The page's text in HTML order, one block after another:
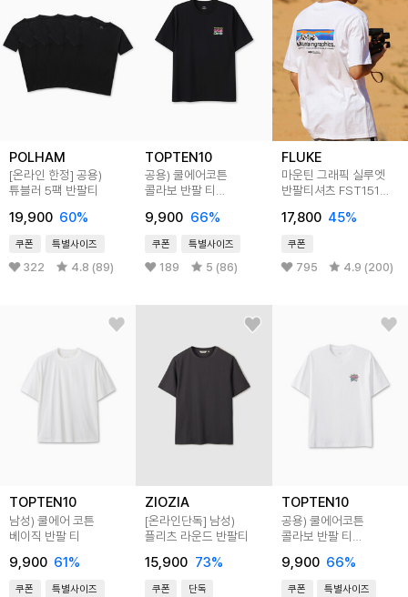
POLHAM
[온라인 한정] 공용)
튜블러 5팩 반팔티
19,900 60%
쿠폰 특별사이즈
322 4.8 (89)
TOPTEN10
공용) 쿨에어코튼
콜라보 반팔 티
9,900 66%
쿠폰 특별사이즈
189 5 (86)
FLUKE
마운틴 그래픽 실루엣
반팔티셔츠 FST151
17,800 45%
쿠폰
795 4.9 (200)
TOPTEN10
남성) 쿨에어 코튼
베이직 반팔 티
9,900 61%
쿠폰 특별사이즈
ZIOZIA
[온라인단독] 남성)
플리츠 라운드 반팔티
15,900 73%
쿠폰 단독
TOPTEN10
공용) 쿨에어코튼
콜라보 반팔 티
9,900 66%
쿠폰 특별사이즈